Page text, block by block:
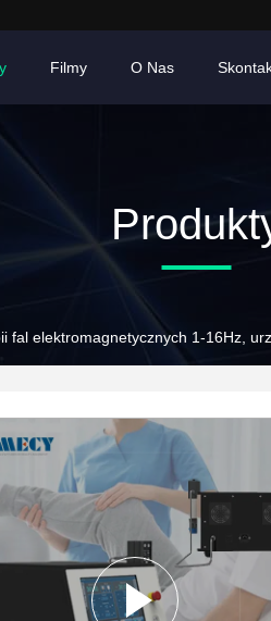
Filmy O Nas
fal elektromagnetycznych 1-16Hz,